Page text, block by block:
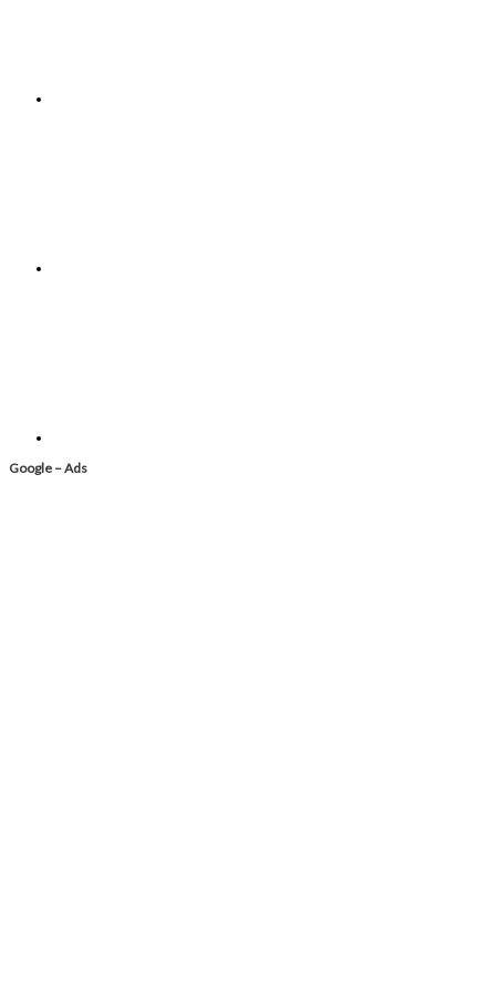
Google – Ads